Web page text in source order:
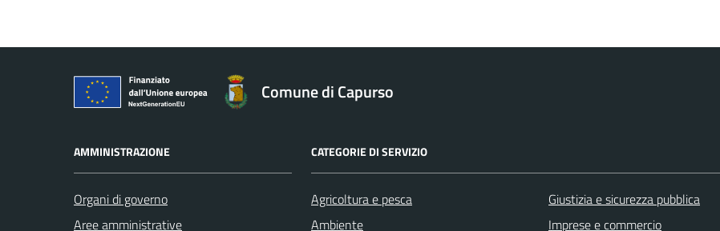
Comune di Capurso
AMMINISTRAZIONE
Organi di governo
Aree amministrative
CATEGORIE DI SERVIZIO
Agricoltura e pesca
Ambiente
Giustizia e sicurezza pubblica
Imprese e commercio